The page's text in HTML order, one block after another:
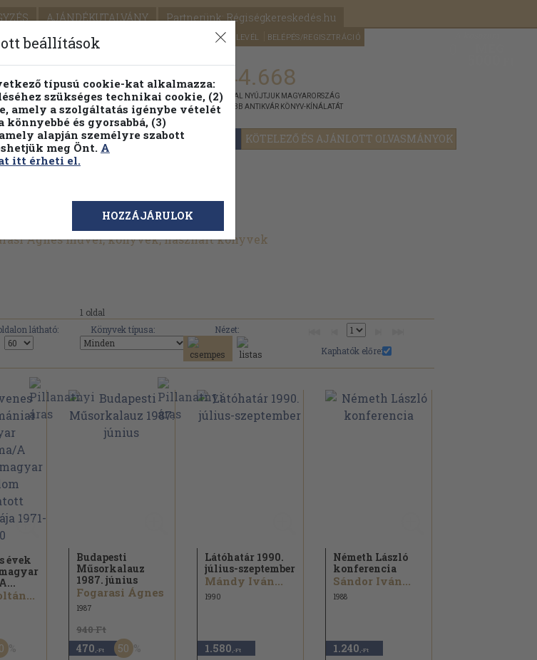
AJÁNDÉKUTALVÁNY Partnerünk: Régiségkereskedés.hu
SEGÍTSÉG HÍRLEVÉL BELÉPÉS/REGISZTRÁCIÓ
FENNTARTHATÓ OLVASMÁNYOK KÖTELEZŐ ÉS AJÁNLOTT OLVASMÁNYOK
kereső Témaköri fa 1.144.668
KIADVÁNNYAL NYÚJTJUK MAGYARORSZÁG
LEGNAGYOBB ANTIKVÁR KÖNYV-KÍNÁLATÁT
Ágnes művei, könyvek, használt könyvek
1 oldal
látható: Könyvek típusa:
Nézet:
Kaphatók előre:
évek
Budapesti
Műsorkalauz
1987. június
Fogarasi Ágnes
1987
940 Ft
470 ,-Ft 50
Látóhatár 1990.
július-szeptember
Mándy Iván...
1990
1.580 ,-Ft
Németh László
konferencia
Sándor Iván...
1988
1.240 ,-Ft
beállítások
típusú cookie-kat alkalmazza:
szükséges technikai cookie, (2)
amely a szolgáltatás igénybe vételét
könnyebbé és gyorsabbá, (3)
alapján személyre szabott
meg Önt. A
itt érheti el.
HOZZÁJÁRULOK